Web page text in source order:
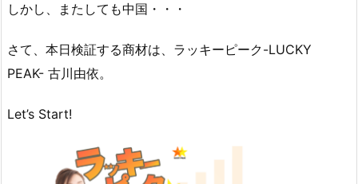
しかし、またしても中国・・・
さて、本日検証する商材は、ラッキーピーク-LUCKY
PEAK- 古川由依。
Let’s Start!